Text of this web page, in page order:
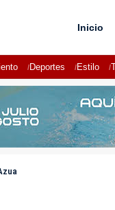
Inicio
Deportes Estilo